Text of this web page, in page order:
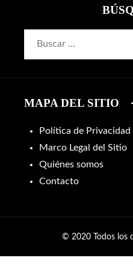
MAPA DEL SITIO
Política de Privacidad
Marco Legal del Sitio
Quiénes somos
Contacto
© 2020 Todos los